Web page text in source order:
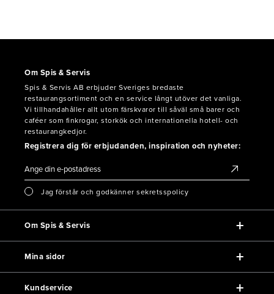
Om Spis & Servis
Spis & Servis AB erbjuder Sveriges bredaste
restaurangsortiment och en service långt utöver det vanliga.
Vi tillhandahåller allt utom färskvaror till såväl små barer och
caféer som finkrogar, storkök och internationella hotell- och
restaurangkedjor.
Registrera dig för erbjudanden, inspiration och nyheter:
Jag förstår och godkänner sekretsspolicy
Om Spis & Servis
Mina sidor
Kundservice